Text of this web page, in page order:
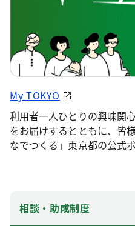
My TOKYO
利用者一人ひとりの興味関
をお届けするとともに、皆
なでつくる」東京都の公式
相談・助成制度